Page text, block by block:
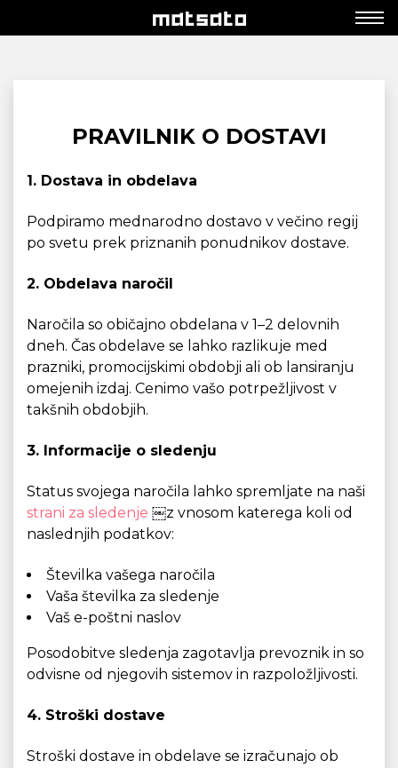
PRAVILNIK O DOSTAVI
1. Dostava in obdelava
Podpiramo mednarodno dostavo v večino regij
po svetu prek priznanih ponudnikov dostave.
2. Obdelava naročil
Naročila so običajno obdelana v 1–2 delovnih
dneh. Čas obdelave se lahko razlikuje med
prazniki, promocijskimi obdobji ali ob lansiranju
omejenih izdaj. Cenimo vašo potrpežljivost v
takšnih obdobjih.
3. Informacije o sledenju
Status svojega naročila lahko spremljate na naši
strani za sledenje ￼z vnosom katerega koli od
naslednjih podatkov:
Številka vašega naročila
Vaša številka za sledenje
Vaš e-poštni naslov
Posodobitve sledenja zagotavlja prevoznik in so
odvisne od njegovih sistemov in razpoložljivosti.
4. Stroški dostave
Stroški dostave in obdelave se izračunajo ob